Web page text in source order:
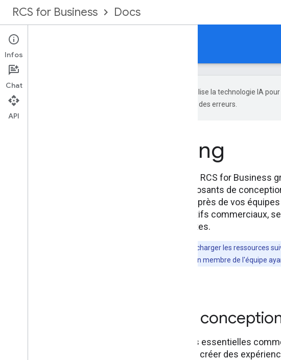
RCS for Business Docs
Google utilise la technologie IA
générées par IA peuvent contenir des erreurs.
Kit marketing
Améliorez vos campagnes RCS for Business
consignes UX et les composants de
Pour promouvoir le RCS auprès de vos
présentations à vos objectifs commerciaux,
présentations convaincantes.
: Pour afficher et télécharger les ressources
organisation. Veuillez contacter un membre de l'équipe
Ressources de
Accédez à des ressources essentielles
Playbook pour vous aider à créer des
Infos
Chat
API